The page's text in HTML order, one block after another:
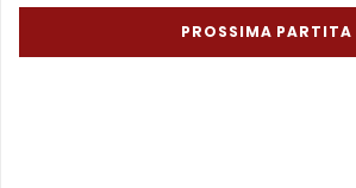
PROSSIMA PARTITA